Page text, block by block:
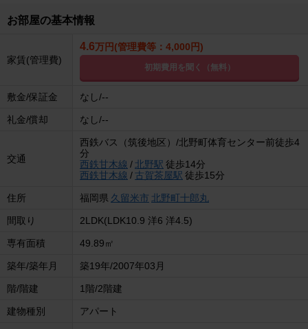
お部屋の基本情報
家賃(管理費)
4.6万円(管理費等：4,000円)
初期費用を聞く（無料）
敷金/保証金 なし/--
礼金/償却 なし/--
交通
西鉄バス（筑後地区）/北野町体育センター前徒歩4
分
西鉄甘木線 / 北野駅 徒歩14分
西鉄甘木線 /古賀茶屋駅 徒歩15分
住所 福岡県 久留米市 北野町十郎丸
間取り 2LDK(LDK10.9 洋6 洋4.5)
専有面積 49.89㎡
築年/築年月 築19年/2007年03月
階/階建 1階/2階建
建物種別 アパート